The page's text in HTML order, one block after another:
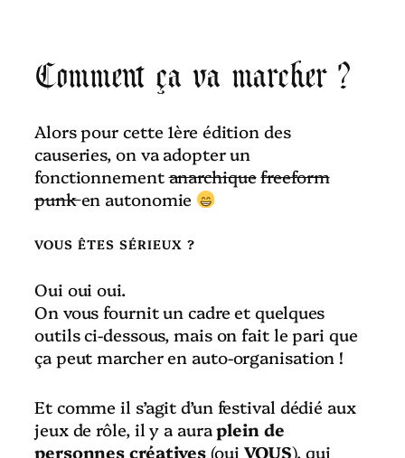
Comment ça va marcher ?
Alors pour cette 1ère édition des
causeries, on va adopter un
fonctionnementanarchiquefreeform
punken autonomie
VOUS ÊTES SÉRIEUX ?
Oui oui oui.
On vous fournit un cadre et quelques
outils ci-dessous, mais on fait le pari que
ça peut marcher en auto-organisation !
Et comme il s’agit d’un festival dédié aux
jeux de rôle, il y a auraplein de
personnes créatives(oui VOUS), qui